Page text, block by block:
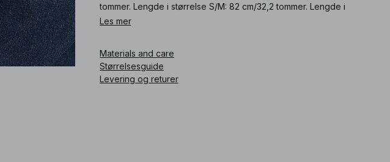
tommer. Lengde i størrelse S/M: 82 cm/32,2 tommer. Lengde i
størrelse L/XL: 90 cm/35,4 tommer. Bredde: 3 cm / 1.1 in. Dette
Artikkelnummer:
Les mer
Materials and care
Størrelsesguide
Levering og returer